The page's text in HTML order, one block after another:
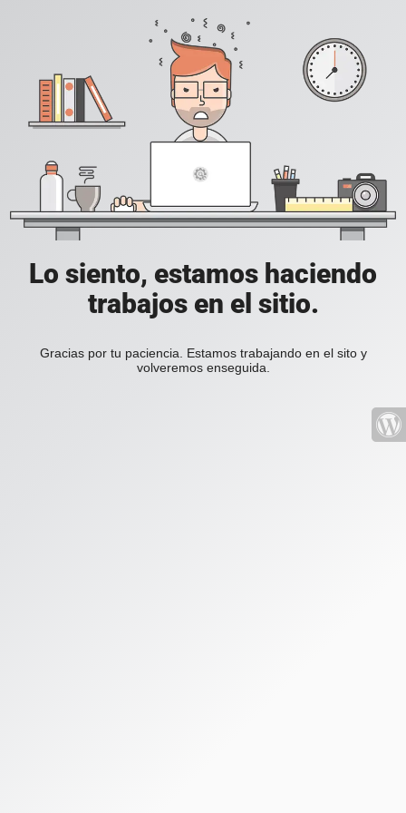
Lo siento, estamos haciendo
trabajos en el sitio.
Gracias por tu paciencia. Estamos trabajando en el sito y
volveremos enseguida.